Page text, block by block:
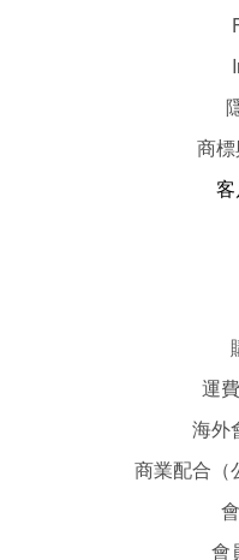
商
運
海外
商業配合（
會